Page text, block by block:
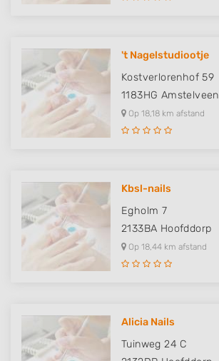
't Nagelstudiootje
Kostverlorenhof 59
1183HG Amstelveen
Op 18,18 km afstand
Kbsl-nails
Egholm 7
2133BA Hoofddorp
Op 18,44 km afstand
Alicia Nails
Tuinweg 24 C
actively requested
Non-IAB processing purposes:
Necessary
Performance
Advertising